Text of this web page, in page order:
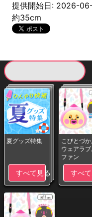
提供開始日: 2026-
約35cm
夏グッズ特集
すべて見る
こびとづか
ウェアラ
ファン
すべ